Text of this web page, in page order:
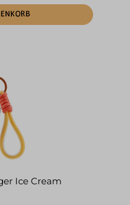
Ice Cream